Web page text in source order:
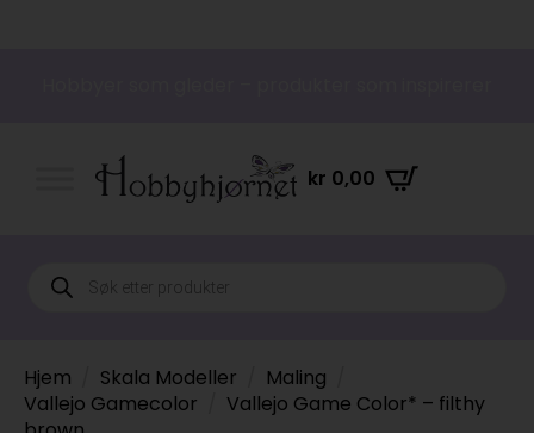
kr 0,00
Products
search
Hjem Skala Modeller
Maling
Vallejo Gamecolor
Vallejo Game Color* – filthy